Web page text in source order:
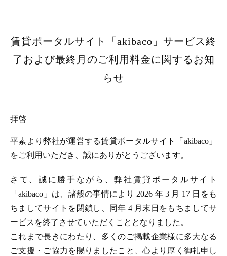
賃貸ポータルサイト「akibaco」サービス終
了および最終月のご利用料金に関するお知
らせ
拝啓
平素より弊社が運営する賃貸ポータルサイト「akibaco」
をご利用いただき、誠にありがとうございます。
さて、誠に勝手ながら、弊社賃貸ポータルサイト
「akibaco」は、諸般の事情により 2026 年 3 月 17 日をも
ちましてサイトを閉鎖し、同年 4 月末日をもちましてサ
ービスを終了させていただくこととなりました。
これまで長きにわたり、多くのご掲載企業様に多大なる
ご支援・ご協力を賜りましたこと、心より厚く御礼申し